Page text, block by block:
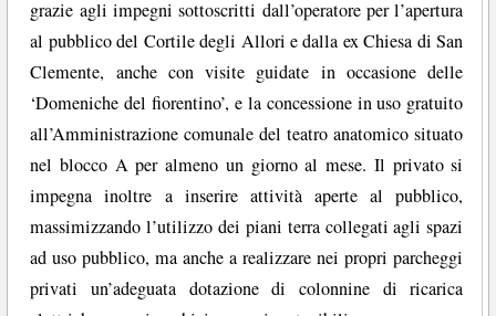
grazie agli impegni sottoscritti dall’operatore per l’apertura
al pubblico del Cortile degli Allori e dalla ex Chiesa di San
Clemente, anche con visite guidate in occasione delle
‘Domeniche del fiorentino’, e la concessione in uso gratuito
all’Amministrazione comunale del teatro anatomico situato
nel blocco A per almeno un giorno al mese. Il privato si
impegna inoltre a inserire attività aperte al pubblico,
massimizzando l’utilizzo dei piani terra collegati agli spazi
ad uso pubblico, ma anche a realizzare nei propri parcheggi
privati un’adeguata dotazione di colonnine di ricarica